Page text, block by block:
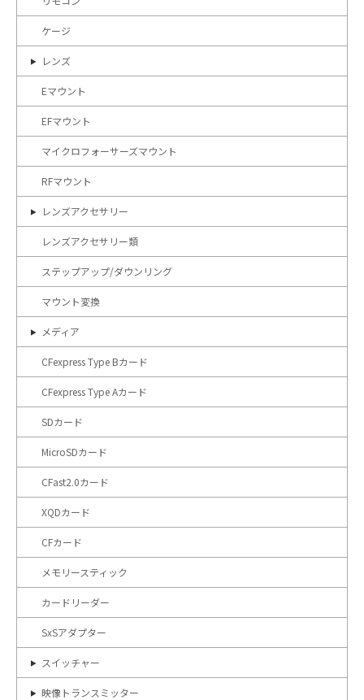
ケージ
レンズ
Eマウント
EFマウント
マイクロフォーサーズマウント
RFマウント
レンズアクセサリー
レンズアクセサリー類
ステップアップ/ダウンリング
マウント変換
メディア
CFexpress Type Bカード
CFexpress Type Aカード
SDカード
MicroSDカード
CFast2.0カード
XQDカード
CFカード
メモリースティック
カードリーダー
SxSアダプター
スイッチャー
映像トランスミッター